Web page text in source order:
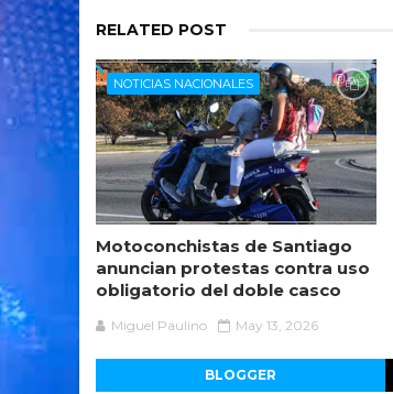
RELATED POST
NOTICIAS NACIONALES
Motoconchistas de Santiago
anuncian protestas contra uso
obligatorio del doble casco
Miguel Paulino May 13, 2026
BLOGGER